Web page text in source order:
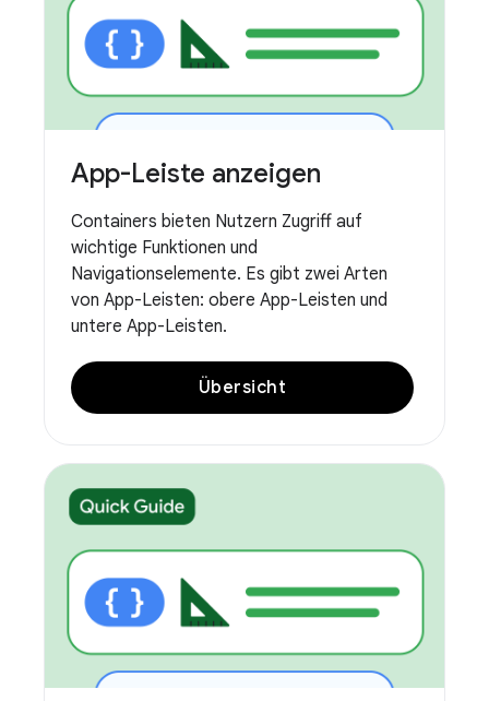
App-Leiste anzeigen
Containers bieten Nutzern Zugriff auf
wichtige Funktionen und
Navigationselemente. Es gibt zwei Arten
von App-Leisten: obere App-Leisten und
untere App-Leisten.
Übersicht